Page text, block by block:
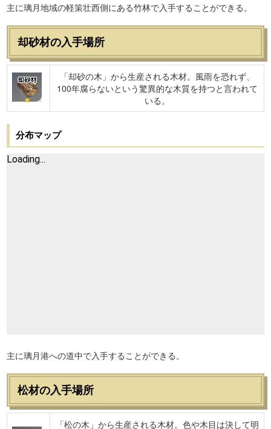
主に璃月地域の軽策壮西側にある竹林で入手することができる。
却砂材の入手場所
却砂材
「却砂の木」から生産される木材。風雨を恐れず、
100年腐らないという驚異的な木質を持つと言われて
いる。
分布マップ
主に璃月港への道中で入手することができる。
松材の入手場所
「松の木」から生産される木材。色や木目は決して明